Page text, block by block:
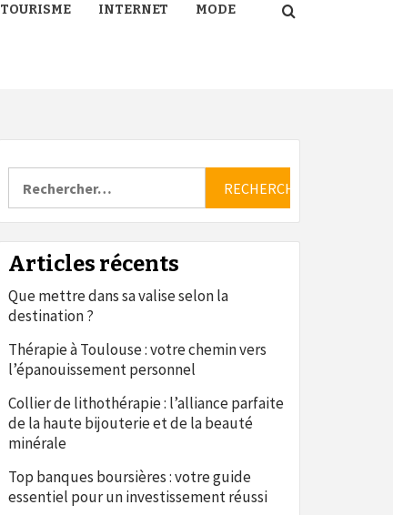
TOURISME INTERNET MODE
Articles récents
Que mettre dans sa valise selon la
destination ?
Thérapie à Toulouse : votre chemin vers
l’épanouissement personnel
Collier de lithothérapie : l’alliance parfaite
de la haute bijouterie et de la beauté
minérale
Top banques boursières : votre guide
essentiel pour un investissement réussi